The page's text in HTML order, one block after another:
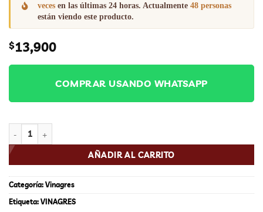
veces en las últimas 24 horas. Actualmente 48 personas
están viendo este producto.
$13,900
COMPRAR USANDO WHATSAPP
VINAGRE BALSAMICO X 400ML cantidad
AÑADIR AL CARRITO
Categoría: Vinagres
Etiqueta: VINAGRES